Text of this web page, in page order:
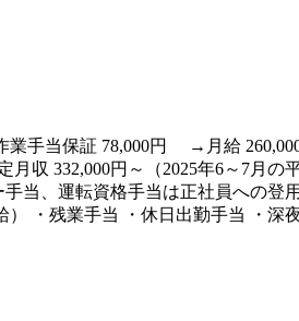
作業手当保証 78,000円 →月給
円～（2025年6～7月の平均
当、運転資格手当は正社員への
・残業手当 ・休日出勤手当 ・